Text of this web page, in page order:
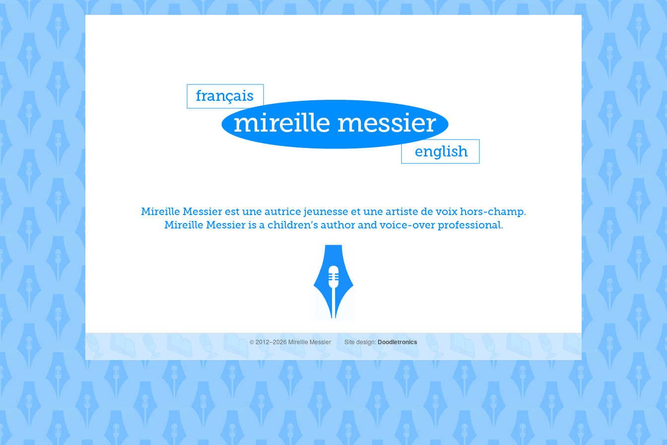
Mireille Messier est une autrice jeunesse et une artiste de voix hors-champ.
Mireille Messier is a children’s author and voice-over professional.
© 2012–2026 Mireille Messier Site design: Doodletronics